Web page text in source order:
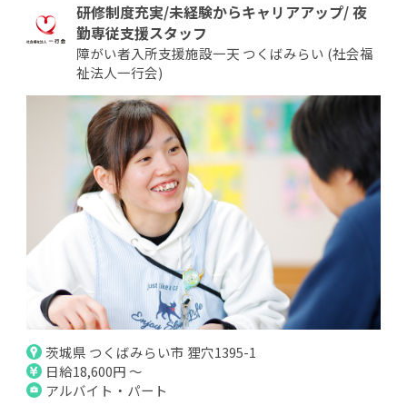
研修制度充実/未経験からキャリアアップ/ 夜
勤専従支援スタッフ
障がい者入所支援施設一天 つくばみらい (社会福
祉法人一行会)
茨城県 つくばみらい市 狸穴1395-1
日給18,600円 ～
アルバイト・パート